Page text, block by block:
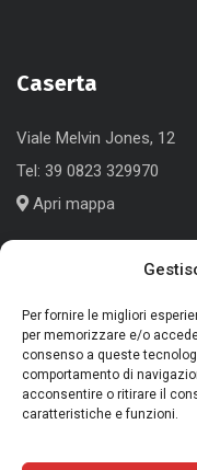
Per fornire le migliori
per memorizzare e/o
consenso a queste
comportamento di
acconsentire o ritirare il
caratteristiche e funzioni.
Caserta
Viale Melvin Jones, 12
Tel: 39 0823 329970
Apri mappa
Corso Roma, 186
Tel:+39 039 791339
Apri mappa